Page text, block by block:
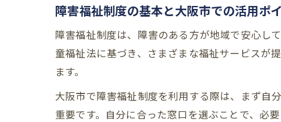
障害福祉制度の基本と大阪市での活用ポ
障害福祉制度は、障害のある方が地域で安心し
童福祉法に基づき、さまざまな福祉サービスが
ます。
大阪市で障害福祉制度を利用する際は、まず自
重要です。自分に合った窓口を選ぶことで、必